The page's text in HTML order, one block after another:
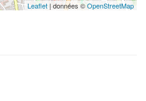
Leaflet | données ©OpenStreetMap